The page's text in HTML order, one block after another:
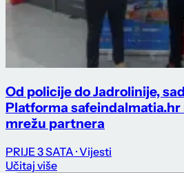
Od policije do Jadrolinije,
Platforma
mrežu partnera
PRIJE 3 SATA · Vijesti
Učitaj više